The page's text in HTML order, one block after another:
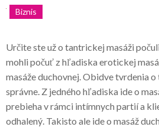
Biznis
Určite ste už o tantrickej masáži
mohli počuť z hľadiska erotickej
masáže duchovnej. Obidve tvrdenia
správne. Z jedného hľadiska ide o
prebieha v rámci intímnych partií a
odhalený. Takisto ale ide o masáž